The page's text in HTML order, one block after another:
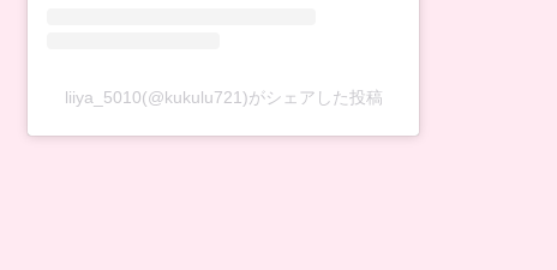
liiya_5010(@kukulu721)がシェアした投稿